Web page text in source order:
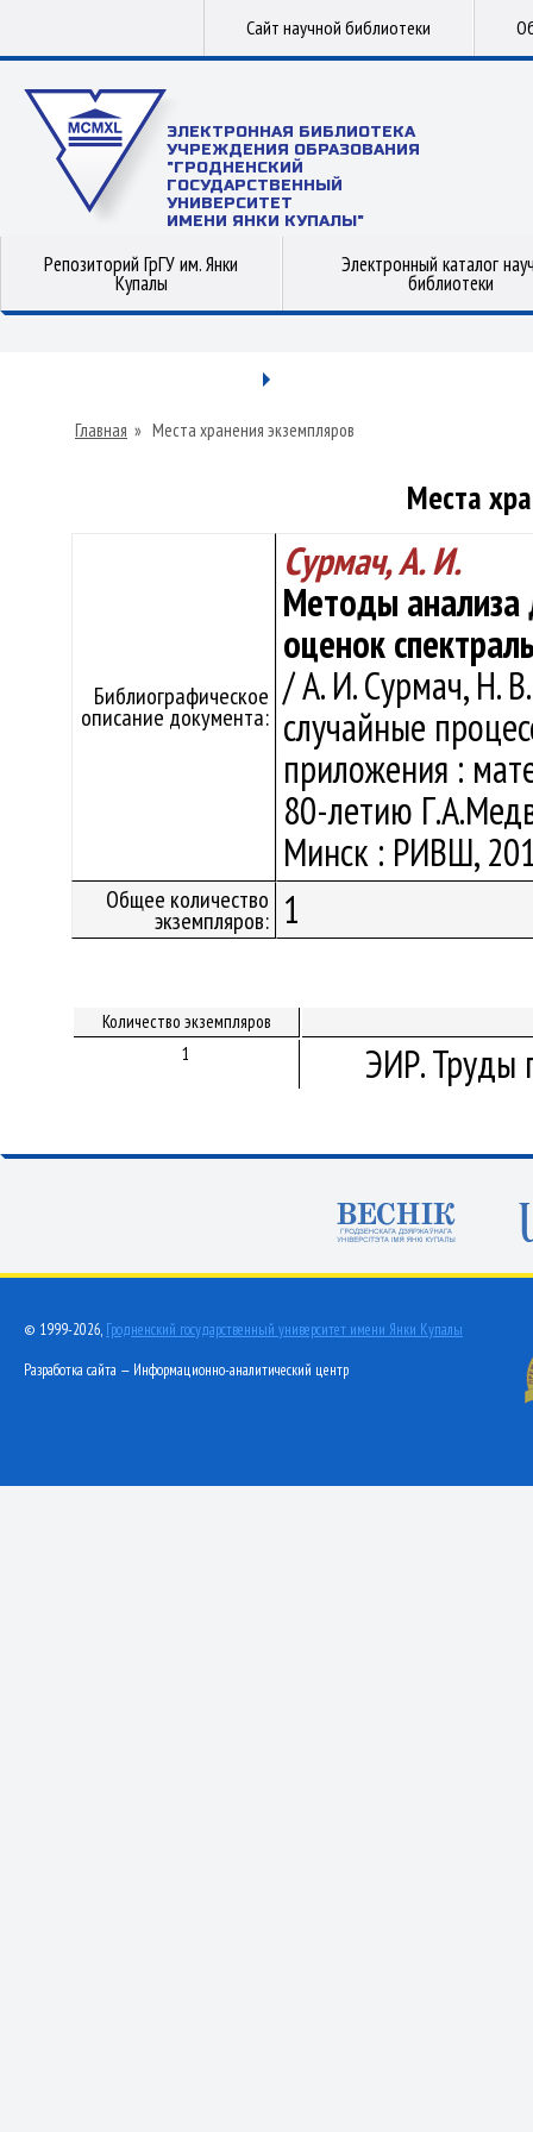
Сайт научной библиотеки
ЭЛЕКТРОННАЯ БИБЛИОТЕКА
УЧРЕЖДЕНИЯ ОБРАЗОВАНИЯ
"ГРОДНЕНСКИЙ
ГОСУДАРСТВЕННЫЙ
УНИВЕРСИТЕТ
ИМЕНИ ЯНКИ КУПАЛЫ"
Репозиторий ГрГУ им. Янки
Купалы
Электронный каталог
библиотеки
Главная » Места хранения экземпляров
Места
Библиографическое
описание документа:
Сурмач, А. И.
Методы анализа
оценок
/ А. И. Сурмач, Н.
случайные
приложения :
80-летию
Минск : РИВШ,
Общее количество
экземпляров: 1
Количество экземпляров
1
ЭИР. Труды
© 1999-2026, Гродненский государственный университет имени Янки Купалы
Разработка сайта — Информационно-аналитический центр